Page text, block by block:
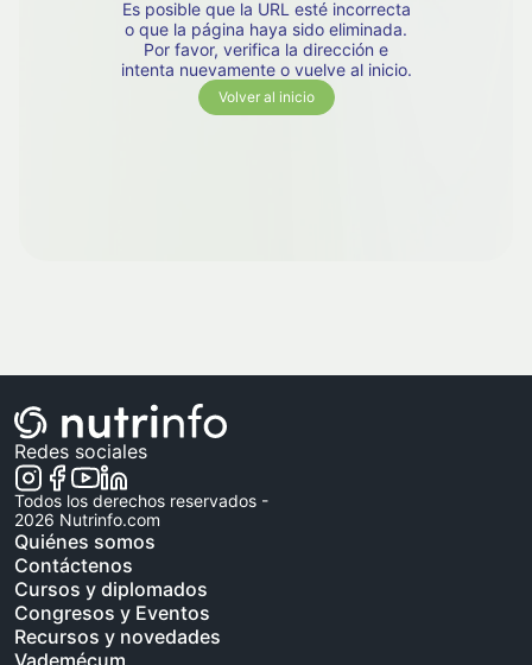
Es posible que la URL esté incorrecta
o que la página haya sido eliminada.
Por favor, verifica la dirección e
intenta nuevamente o vuelve al inicio.
Volver al inicio
Redes sociales
Todos los derechos reservados -
2026 Nutrinfo.com
Quiénes somos
Contáctenos
Cursos y diplomados
Congresos y Eventos
Recursos y novedades
Vademécum